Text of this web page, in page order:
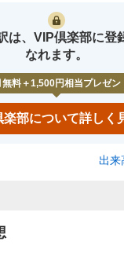
は、VIP倶楽部に登
なれます。
無料＋1,500円相当プレゼン
楽部について詳しく
出来